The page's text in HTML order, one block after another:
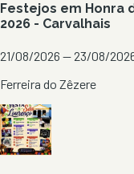
Festejos em Honra
2026 - Carvalhais
21/08/2026 — 23/08/
Ferreira do Zêzere